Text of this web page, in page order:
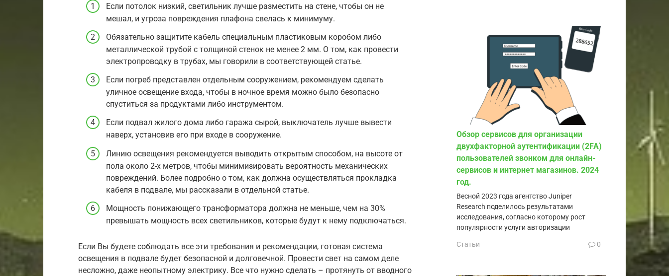
Если потолок низкий, светильник лучше разместить на стене, чтобы он не
мешал, и угроза повреждения плафона свелась к минимуму.
Обязательно защитите кабель специальным пластиковым коробом либо
металлической трубой с толщиной стенок не менее 2 мм. О том, как провести
электропроводку в трубах, мы говорили в соответствующей статье.
Если погреб представлен отдельным сооружением, рекомендуем сделать
уличное освещение входа, чтобы в ночное время можно было безопасно
спуститься за продуктами либо инструментом.
Если подвал жилого дома либо гаража сырой, выключатель лучше вывести
наверх, установив его при входе в сооружение.
Линию освещения рекомендуется выводить открытым способом, на высоте от
пола около 2-х метров, чтобы минимизировать вероятность механических
повреждений. Более подробно о том, как должна осуществляться прокладка
кабеля в подвале, мы рассказали в отдельной статье.
Мощность понижающего трансформатора должна не меньше, чем на 30%
превышать мощность всех светильников, которые будут к нему подключаться.
Если Вы будете соблюдать все эти требования и рекомендации, готовая система
освещения в подвале будет безопасной и долговечной. Провести свет на самом деле
несложно, даже неопытному электрику. Все что нужно сделать – протянуть от вводного
Обзор сервисов для организации
двухфакторной аутентификации (2FA)
пользователей звонком для онлайн-
сервисов и интернет магазинов. 2024
год.
Весной 2023 года агентство Juniper
Research поделилось результатами
исследования, согласно которому рост
популярности услуги авторизации
Статьи 0